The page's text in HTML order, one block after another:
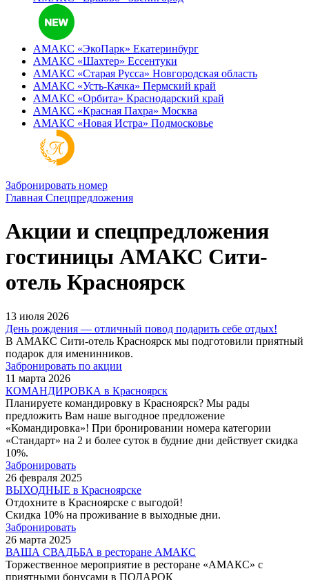
АМАКС «ЭкоПарк» Екатеринбург
АМАКС «‎Шахтер» Ессентуки
АМАКС «‎Старая Русса» Новгородская область
АМАКС «‎Усть-Качка» Пермский край
АМАКС «‎Орбита» Краснодарский край
АМАКС «‎Красная Пахра» Москва
АМАКС «‎Новая Истра» Подмосковье
Забронировать номер
Главная Спецпредложения
Акции и спецпредложения
гостиницы АМАКС Сити-
отель Красноярск
13 июля 2026
День рождения — отличный повод подарить себе отдых!
В АМАКС Сити-отель Красноярск мы подготовили приятный
подарок для именинников.
Забронировать по акции
11 марта 2026
КОМАНДИРОВКА в Красноярск
Планируете командировку в Красноярск? Мы рады
предложить Вам наше выгодное предложение
«Командировка»! При бронировании номера категории
«Стандарт» на 2 и более суток в будние дни действует скидка
10%.
Забронировать
26 февраля 2025
ВЫХОДНЫЕ в Красноярске
Отдохните в Красноярске с выгодой!
Скидка 10% на проживание в выходные дни.
Забронировать
26 марта 2025
ВАША СВАДЬБА в ресторане АМАКС
Торжественное мероприятие в ресторане «АМАКС» с
приятными бонусами в ПОДАРОК